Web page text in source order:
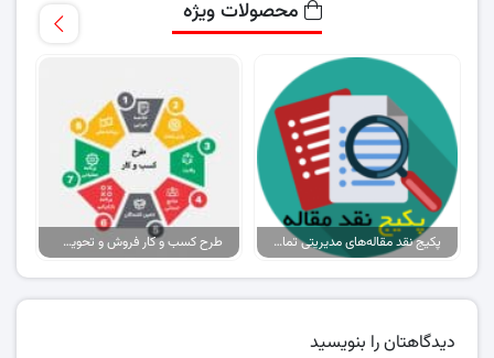
محصولات ویژه
پکیج نقد مقاله‌های مدیریتی تمام گرایش‌ها طرح کسب و کار فروش و تحویل پیتزا در ایران
دیدگاهتان را بنویسید